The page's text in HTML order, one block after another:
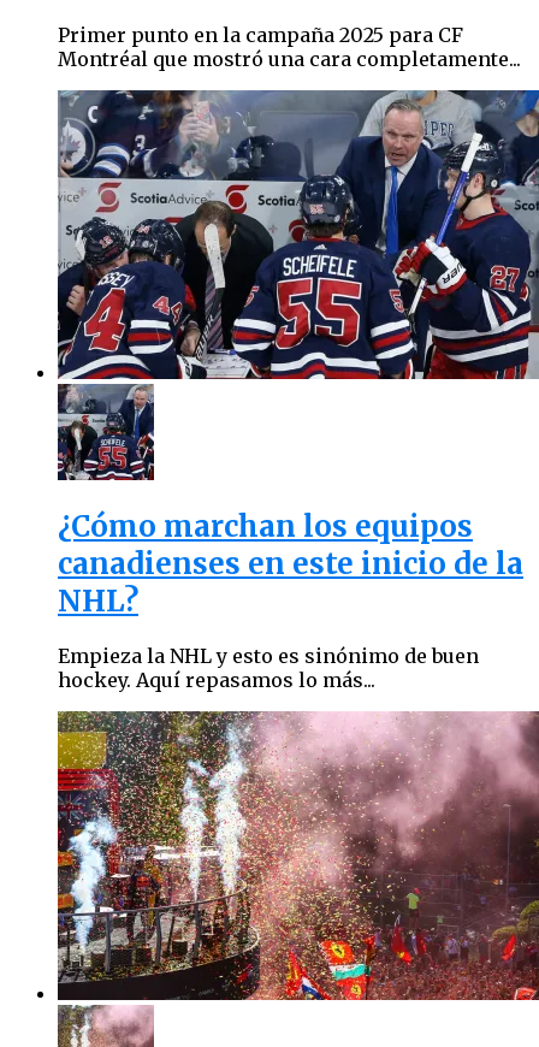
Primer punto en la campaña 2025 para CF
Montréal que mostró una cara completamente...
¿Cómo marchan los equipos
canadienses en este inicio de la
NHL?
Empieza la NHL y esto es sinónimo de buen
hockey. Aquí repasamos lo más...